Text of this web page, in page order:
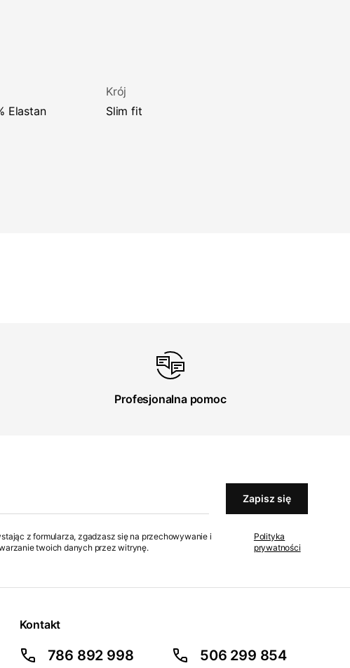
Elastan
Krój
slim fit
Profesjonalna pomoc
Zapisz się
z formularza, zgadzasz się na przechowywanie i
twoich danych przez witrynę.
Polityka
prywatności
Kontakt
786 892 998 506 299 854